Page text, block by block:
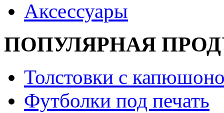
Аксессуары
ПОПУЛЯРНАЯ
Толстовки с
Футболки под печать